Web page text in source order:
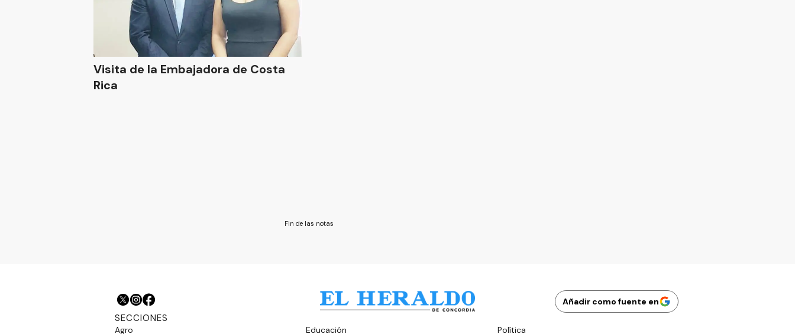
Visita de la Embajadora de Costa
Rica
Fin de las notas
Añadir como fuente en
SECCIONES
Agro Educación Política